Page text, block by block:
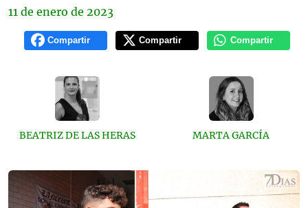
11 de enero de 2023
Compartir Compartir Compartir
BEATRIZ DE LAS HERAS MARTA GARCÍA